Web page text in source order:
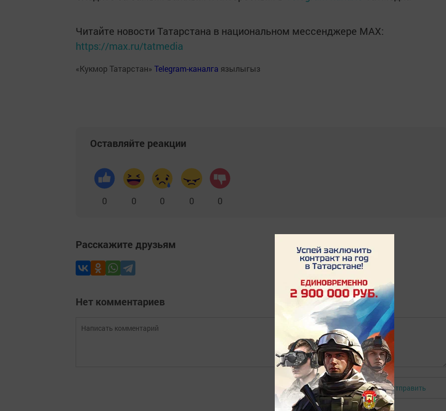
Читайте новости Татарстана в национальном мессенджере MАХ:
https://max.ru/tatmedia
«Кукмор Татарстан» Telegram-каналга язылыгыз
Оставляйте реакции
0 0 0 0 0
Расскажите друзьям
Нет комментариев
Авторизоваться Отправить